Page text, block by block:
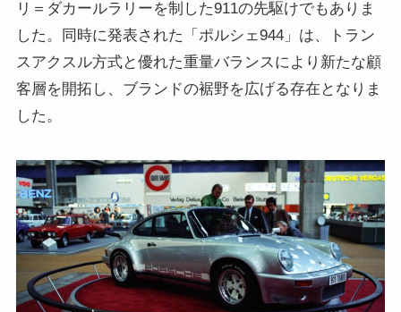
リ＝ダカールラリーを制した911の先駆けでもありま
した。同時に発表された「ポルシェ944」は、トラン
スアクスル方式と優れた重量バランスにより新たな顧
客層を開拓し、ブランドの裾野を広げる存在となりま
した。